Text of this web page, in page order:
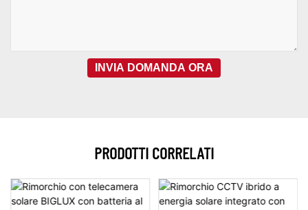
INVIA DOMANDA ORA
PRODOTTI CORRELATI